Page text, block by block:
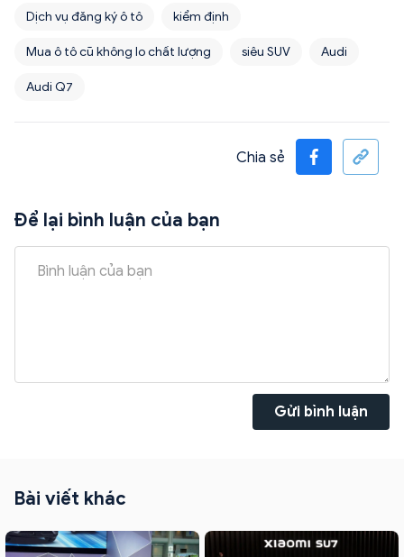
Dịch vụ đăng ký ô tô kiểm định
Mua ô tô cũ không lo chất lượng siêu SUV Audi
Audi Q7
Chia sẻ
Để lại bình luận của bạn
Gửi bình luận
Bài viết khác